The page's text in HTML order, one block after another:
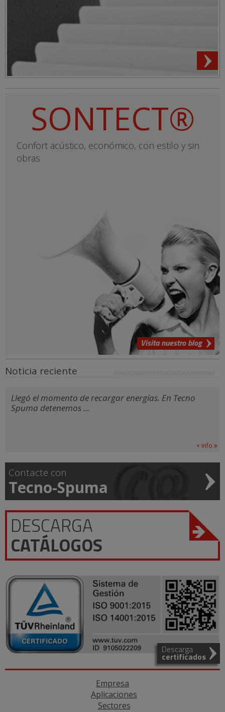
SONTECT®
Confort acústico, económico, con estilo y sin
obras
Visita nuestro blog
Noticia reciente
Llegó el momento de recargar energías. En Tecno
Spuma detenemos ...
+ info
Contacte con
Tecno-Spuma
DESCARGA
CATÁLOGOS
Descarga
certificados
Empresa
Aplicaciones
Sectores